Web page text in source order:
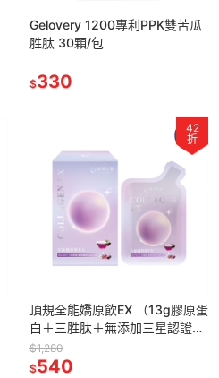
Gelovery 1200專利PPK雙苦瓜
胜肽 30顆/包
$330
42
折
頂規全能嬌原飲EX （13g膠原蛋
白＋三胜肽＋無添加三星認證）
『 8包/盒 』(葷）
$1,280
$540